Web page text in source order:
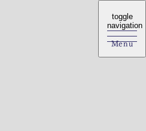
toggle
navigation
Menu
toggle
navigation
Menu